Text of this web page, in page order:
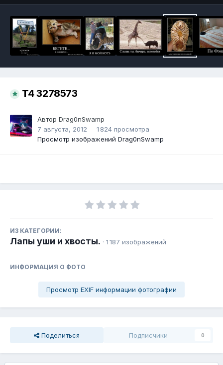
T4 3278573
Автор Drag0nSwamp
7 августа, 2012
1 824 просмотра
Просмотр изображений Drag0nSwamp
ИЗ КАТЕГОРИИ:
Лапы уши и хвосты. · 1 187 изображений
ИНФОРМАЦИЯ О ФОТО
Просмотр EXIF информации фотографии
Поделиться Подписчики 0